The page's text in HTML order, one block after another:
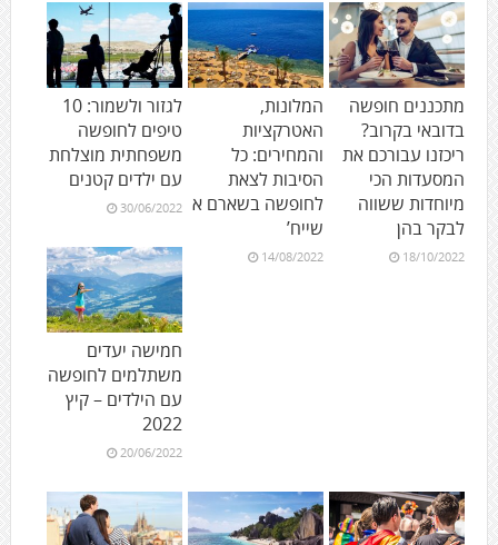
מתכננים חופשה
בדובאי בקרוב?
ריכזנו עבורכם את
המסעדות הכי
מיוחדות ששווה
לבקר בהן
18/10/2022
המלונות,
האטרקציות
והמחירים: כל
הסיבות לצאת
לחופשה בשארם א
שייח’
14/08/2022
לגזור ולשמור: 10
טיפים לחופשה
משפחתית מוצלחת
עם ילדים קטנים
30/06/2022
חמישה יעדים
משתלמים לחופשה
עם הילדים – קיץ
2022
20/06/2022